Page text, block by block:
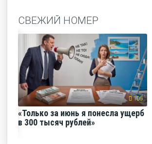
СВЕЖИЙ НОМЕР
106
«Только за июнь я понесла ущерб
в 300 тысяч рублей»